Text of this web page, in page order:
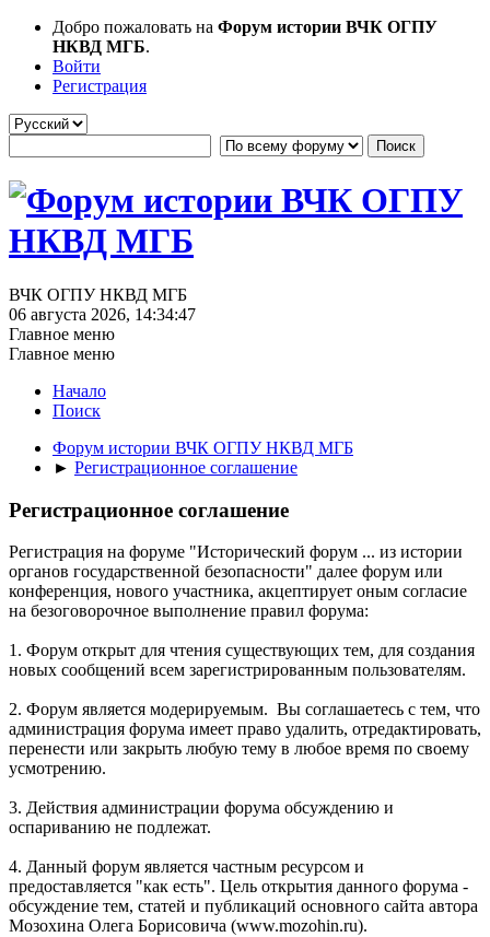
Добро пожаловать на Форум истории ВЧК ОГПУ
НКВД МГБ.
Войти
Регистрация
ВЧК ОГПУ НКВД МГБ
06 августа 2026, 14:34:47
Главное меню
Главное меню
Начало
Поиск
Форум истории ВЧК ОГПУ НКВД МГБ
► Регистрационное соглашение
Регистрационное соглашение
Регистрация на форуме "Исторический форум ... из истории
органов государственной безопасности" далее форум или
конференция, нового участника, акцептирует оным согласие
на безоговорочное выполнение правил форума:
1. Форум открыт для чтения существующих тем, для создания
новых сообщений всем зарегистрированным пользователям.
2. Форум является модерируемым. Вы соглашаетесь с тем, что
администрация форума имеет право удалить, отредактировать,
перенести или закрыть любую тему в любое время по своему
усмотрению.
3. Действия администрации форума обсуждению и
оспариванию не подлежат.
4. Данный форум является частным ресурсом и
предоставляется "как есть". Цель открытия данного форума -
обсуждение тем, статей и публикаций основного сайта автора
Мозохина Олега Борисовича (www.mozohin.ru).